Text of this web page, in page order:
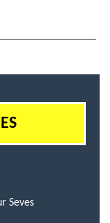
Seves